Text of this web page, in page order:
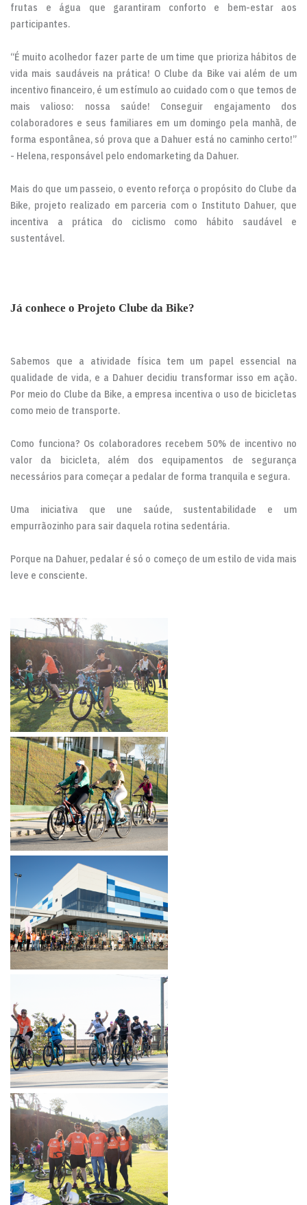
frutas e água que garantiram conforto e bem-estar aos
participantes.
“É muito acolhedor fazer parte de um time que prioriza hábitos de
vida mais saudáveis na prática! O Clube da Bike vai além de um
incentivo financeiro, é um estímulo ao cuidado com o que temos de
mais valioso: nossa saúde! Conseguir engajamento dos
colaboradores e seus familiares em um domingo pela manhã, de
forma espontânea, só prova que a Dahuer está no caminho certo!”
- Helena, responsável pelo endomarketing da Dahuer.
Mais do que um passeio, o evento reforça o propósito do Clube da
Bike, projeto realizado em parceria com o Instituto Dahuer, que
incentiva a prática do ciclismo como hábito saudável e
sustentável.
Já conhece o Projeto Clube da Bike?
Sabemos que a atividade física tem um papel essencial na
qualidade de vida, e a Dahuer decidiu transformar isso em ação.
Por meio do Clube da Bike, a empresa incentiva o uso de bicicletas
como meio de transporte.
Como funciona? Os colaboradores recebem 50% de incentivo no
valor da bicicleta, além dos equipamentos de segurança
necessários para começar a pedalar de forma tranquila e segura.
Uma iniciativa que une saúde, sustentabilidade e um
empurrãozinho para sair daquela rotina sedentária.
Porque na Dahuer, pedalar é só o começo de um estilo de vida mais
leve e consciente.